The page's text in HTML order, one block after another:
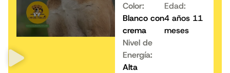
Color:
Blanco con
crema
Edad:
4 años 11
meses
Nivel de
Energía:
Alta